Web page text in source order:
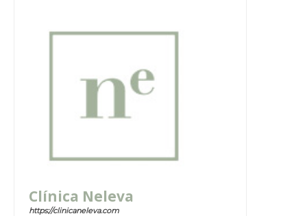
Clínica Neleva
https://clinicaneleva.com